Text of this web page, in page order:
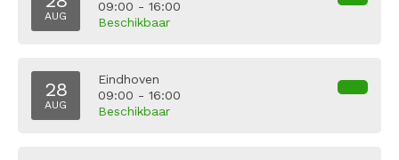
AUG
09:00 - 16:00
Beschikbaar
28
AUG
Eindhoven
09:00 - 16:00
Beschikbaar